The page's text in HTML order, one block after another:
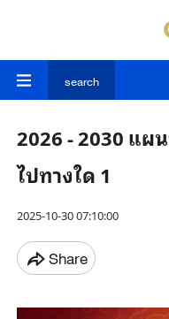
search
2026 - 2030 แ
ไปทางใด 1
2025-10-30 07:10:00
Share